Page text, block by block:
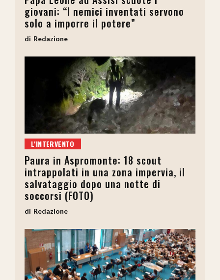
giovani: “I nemici inventati servono
solo a imporre il potere”
Redazione
L'INTERVENTO
Paura in Aspromonte: 18 scout
intrappolati in una zona impervia, il
salvataggio dopo una notte di
soccorsi (FOTO)
Redazione